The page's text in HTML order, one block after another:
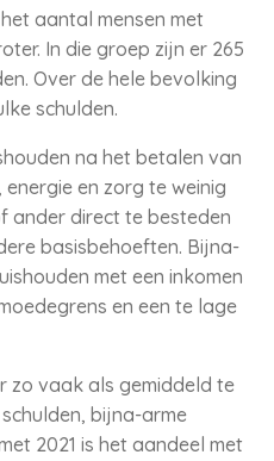
aantal mensen met
In die groep zijn er 265
Over de hele bevolking
schulden.
na het betalen van
en zorg te weinig
ander direct te besteden
basisbehoeften. Bijna-
met een inkomen
en een te lage
zo vaak als gemiddeld te
bijna-arme
2021 is het aandeel met